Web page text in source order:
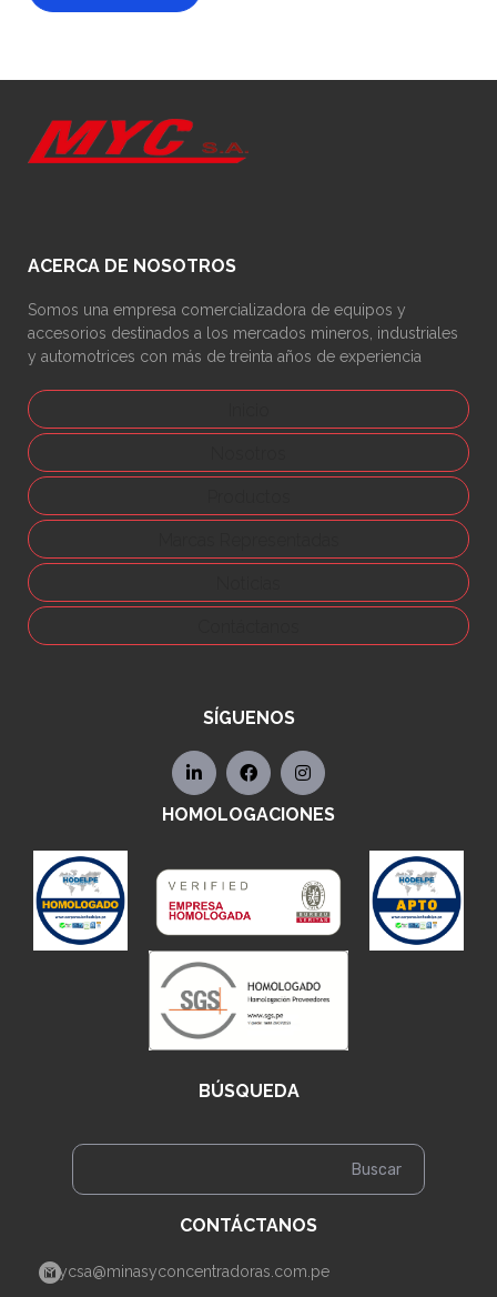
ACERCA DE NOSOTROS
Somos una empresa comercializadora de equipos y
accesorios destinados a los mercados mineros, industriales
y automotrices con más de treinta años de experiencia
SÍGUENOS
HOMOLOGACIONES
BÚSQUEDA
CONTÁCTANOS
mycsa@minasyconcentradoras.com.pe